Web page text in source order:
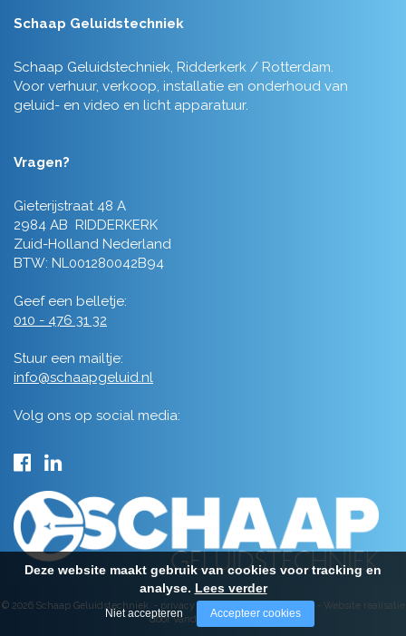
Schaap Geluidstechniek
Schaap Geluidstechniek, Ridderkerk / Rotterdam.
Voor verhuur, verkoop, installatie en onderhoud van
geluid- en video en licht apparatuur.
Vragen?
Gieterijstraat 48 A
2984 AB RIDDERKERK
Zuid-Holland Nederland
BTW: NL001280042B94
Geef een belletje:
010 - 476 31 32
Stuur een mailtje:
info@schaapgeluid.nl
Volg ons op social media:
© 2026 Schaap Geluidstechniek - privacy - algemene voorwaarden- Website realisatie
door Vanderperk Groep
Deze website maakt gebruik van cookies voor tracking en
analyse. Lees verder
Niet accepteren Accepteer cookies